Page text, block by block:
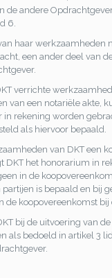
de andere
6.
haar werkzaamheden
een ander deel van
verrichte
van een notariële akte,
in rekening worden
als hiervoor bepaald.
van DKT een
DKT het honorarium in
in de
is bepaald en bij
de koopovereenkomst bij
bij de uitvoering van
als bedoeld in artikel 3